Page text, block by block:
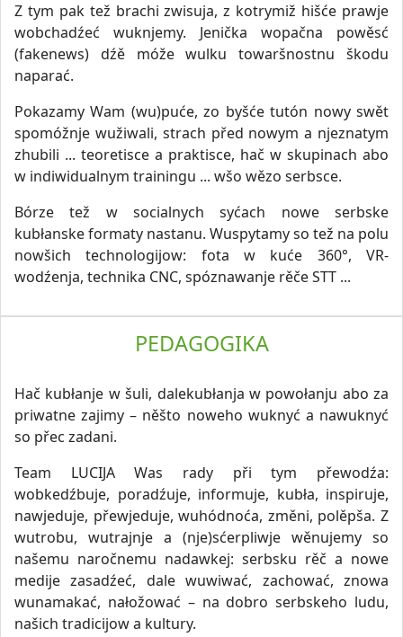
Z tym pak tež brachi zwisuja, z kotrymiž hišće prawje
wobchadźeć wuknjemy. Jenička wopačna powěsć
(fakenews) dźě móže wulku towaršnostnu škodu
naparać.
Pokazamy Wam (wu)puće, zo byšće tutón nowy swět
spomóžnje wužiwali, strach před nowym a njeznatym
zhubili ... teoretisce a praktisce, hač w skupinach abo
w indiwidualnym trainingu ... wšo wězo serbsce.
Bórze tež w socialnych syćach nowe serbske
kubłanske formaty nastanu. Wuspytamy so tež na polu
nowšich technologijow: fota w kuće 360°, VR-
wodźenja, technika CNC, spóznawanje rěče STT ...
PEDAGOGIKA
Hač kubłanje w šuli, dalekubłanja w powołanju abo za
priwatne zajimy – něšto noweho wuknyć a nawuknyć
so přec zadani.
Team LUCIJA Was rady při tym přewodźa:
wobkedźbuje, poradźuje, informuje, kubła, inspiruje,
nawjeduje, přewjeduje, wuhódnoća, změni, polěpša. Z
wutrobu, wutrajnje a (nje)sćerpliwje wěnujemy so
našemu naročnemu nadawkej: serbsku rěč a nowe
medije zasadźeć, dale wuwiwać, zachować, znowa
wunamakać, nałožować – na dobro serbskeho ludu,
našich tradicijow a kultury.